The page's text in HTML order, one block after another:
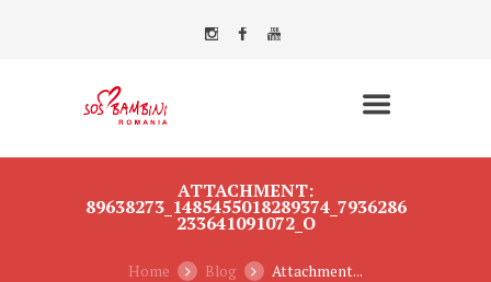
ATTACHMENT:
89638273_1485455018289374_7936286
233641091072_O
Home Blog Attachment...